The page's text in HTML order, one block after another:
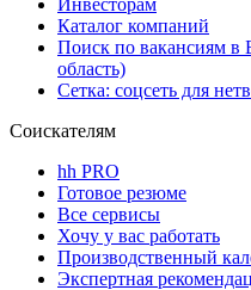
Каталог компаний
Поиск по вакансиям в
область)
Сетка: соцсеть для
Соискателям
hh PRO
Готовое резюме
Все сервисы
Хочу у вас работать
Производственный
Экспертная